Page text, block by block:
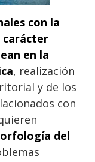
con la
carácter
en la
, realización
y de los
con
del